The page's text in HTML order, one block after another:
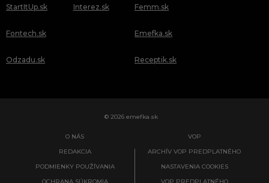
StartItUp.sk
Fontech.sk
Odzadu.sk
Interez.sk Femm.sk
Emefka.sk
Receptik.sk
© 2026 emefka.sk
O NÁS
REDAKCIA
PODMIENKY POUŽÍVANIA
VOP
ARCHÍV VOP PREDPLATNÉHO
NASTAVENIA COOKIES